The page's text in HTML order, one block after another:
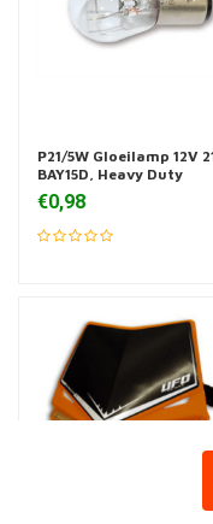
P21/5W Gloeilamp 12V
BAY15D, Heavy Duty
€0,98